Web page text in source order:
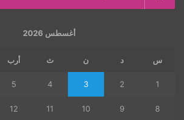
أغسطس 2026
س د ن ث أرب
1
2
3
4
5
8
9
10
11
12